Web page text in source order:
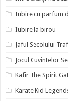
Iubire cu parfum
Iubire la birou
Jaful Secolului
Jocul Cuvintelor
Kafir The Spirit
Karate Kid